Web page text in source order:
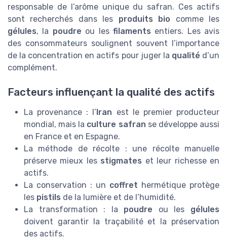
responsable de l’arôme unique du safran. Ces actifs
sont recherchés dans les produits bio comme les
gélules, la poudre ou les filaments entiers. Les avis
des consommateurs soulignent souvent l’importance
de la concentration en actifs pour juger la qualité d’un
complément.
Facteurs influençant la qualité des actifs
La provenance : l’Iran est le premier producteur
mondial, mais la culture safran se développe aussi
en France et en Espagne.
La méthode de récolte : une récolte manuelle
préserve mieux les stigmates et leur richesse en
actifs.
La conservation : un coffret hermétique protège
les pistils de la lumière et de l’humidité.
La transformation : la poudre ou les gélules
doivent garantir la traçabilité et la préservation
des actifs.